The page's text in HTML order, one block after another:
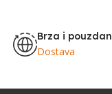
Brza i
Dostava